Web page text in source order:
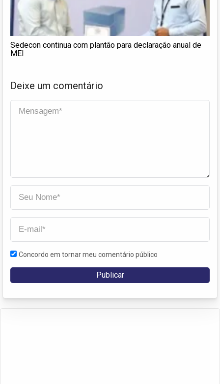
Sedecon continua com plantão para declaração anual de
MEI
Deixe um comentário
Concordo em tornar meu comentário público